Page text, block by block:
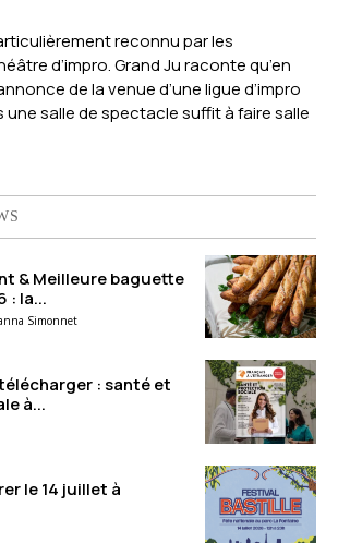
reconnu par les
d’impro. Grand Ju raconte qu’en
de la venue d’une ligue d’impro
salle de spectacle suffit à faire salle
& Meilleure baguette
: la...
Simonnet
: santé et
à...
le 14 juillet à